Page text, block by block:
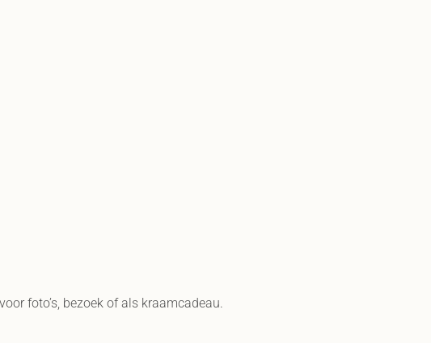
foto’s, bezoek of als kraamcadeau.